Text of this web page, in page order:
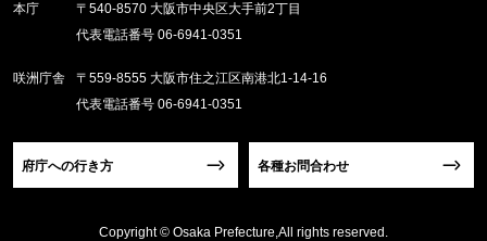
本庁
〒540-8570 大阪市中央区大手前2丁目
代表電話番号 06-6941-0351
咲洲庁舎
〒559-8555 大阪市住之江区南港北1-14-16
代表電話番号 06-6941-0351
府庁への行き方 各種お問合わせ
Copyright © Osaka Prefecture,All rights reserved.